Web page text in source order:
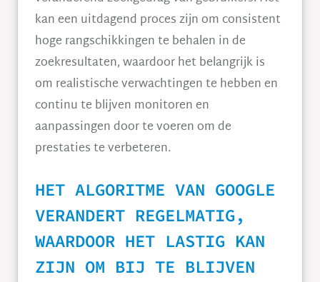
kan een uitdagend proces zijn om consistent
hoge rangschikkingen te behalen in de
zoekresultaten, waardoor het belangrijk is
om realistische verwachtingen te hebben en
continu te blijven monitoren en
aanpassingen door te voeren om de
prestaties te verbeteren.
HET ALGORITME VAN GOOGLE
VERANDERT REGELMATIG,
WAARDOOR HET LASTIG KAN
ZIJN OM BIJ TE BLIJVEN